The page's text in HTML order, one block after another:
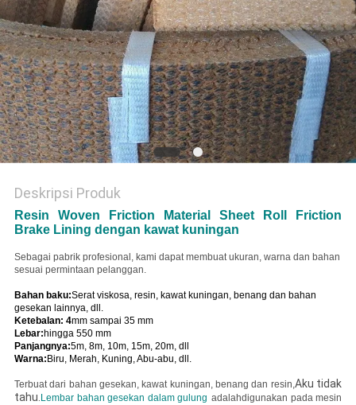
Deskripsi Produk
Resin Woven Friction Material Sheet Roll Friction
Brake Lining dengan kawat kuningan
Sebagai pabrik profesional, kami dapat membuat ukuran, warna dan bahan
sesuai permintaan pelanggan.
Bahan baku:Serat viskosa, resin, kawat kuningan, benang dan bahan
gesekan lainnya, dll.
Ketebalan: 4mm sampai 35 mm
Lebar:hingga 550 mm
Panjangnya:5m, 8m, 10m, 15m, 20m, dll
Warna: Biru, Merah, Kuning, Abu-abu, dll.
Terbuat dari bahan gesekan, kawat kuningan, benang dan resin,Aku tidak
tahu. Lembar bahan gesekan dalam gulung adalahdigunakan pada mesin